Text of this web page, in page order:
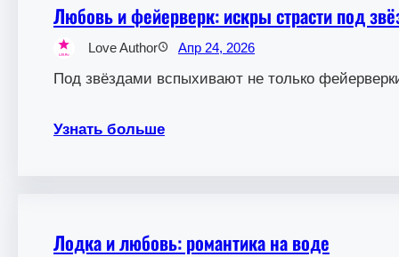
Любовь и фейерверк: искры страсти под
Love Author Апр 24, 2026
Под звёздами вспыхивают не только
Узнать больше
Лодка и любовь: романтика на воде